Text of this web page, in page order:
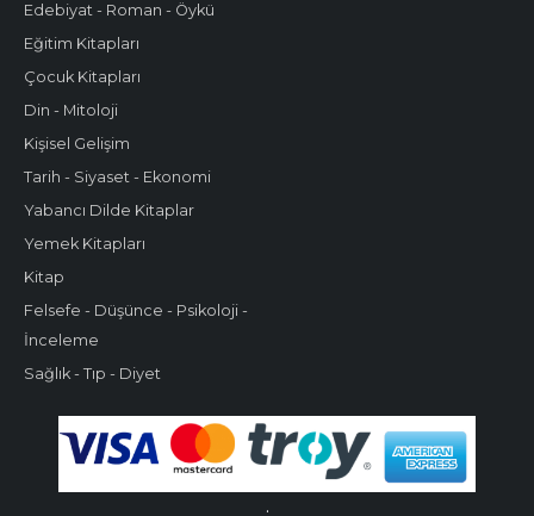
Edebiyat - Roman - Öykü
Eğitim Kitapları
Çocuk Kitapları
Din - Mitoloji
Kişisel Gelişim
Tarih - Siyaset - Ekonomi
Yabancı Dilde Kitaplar
Yemek Kitapları
Kitap
Felsefe - Düşünce - Psikoloji -
İnceleme
Sağlık - Tıp - Diyet
.